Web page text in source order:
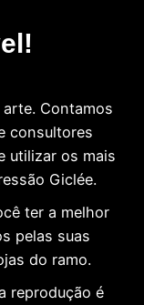
Contamos
consultores
utilizar os mais
Giclée.
ter a melhor
pelas suas
do ramo.
reprodução é